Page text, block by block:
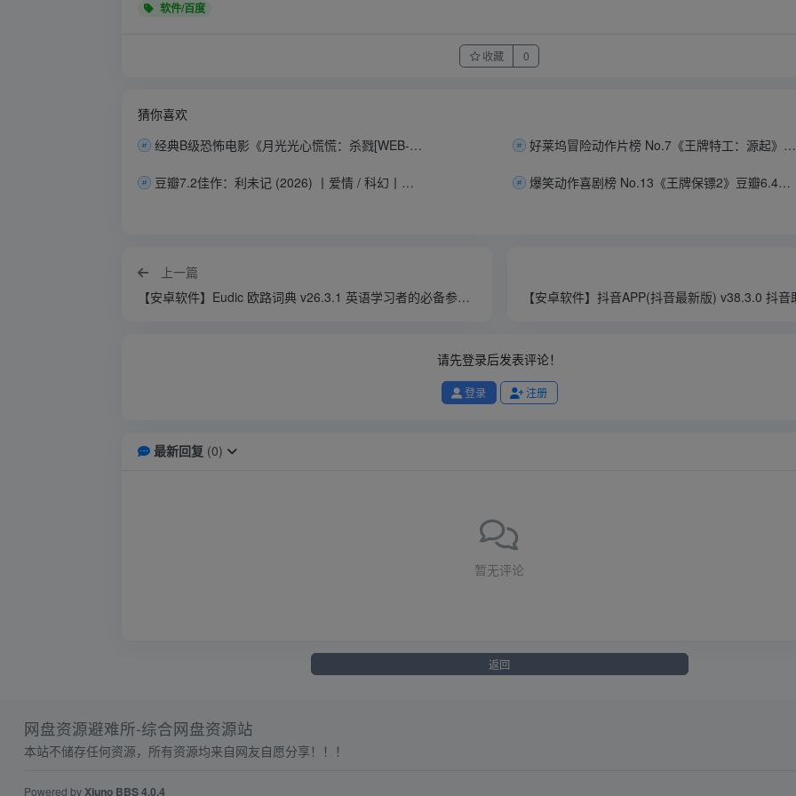
软件/百度
收藏 0
猜你喜欢
经典B级恐怖电影《月光光心慌慌：杀戮[WEB-MKV/60G][中文字幕][4K-2160P][原盘REMUX]
好莱坞冒险动作片榜 No.7《王牌特工：源起》[WEB-MKV/60G][中文字幕][4K-2160P][原盘REMUX]
豆瓣7.2佳作：利未记 (2026) 丨爱情 / 科幻丨澳大利亚电影丨中英字幕丨7.6G 爆笑动作喜剧榜 No.13《王牌保镖2》豆瓣6.4佳作[WEB-MKV/61G][中文字幕][4K-2160P][原盘REMUX]
上一篇
【安卓软件】Eudic 欧路词典 v26.3.1 英语学习者的必备参考软件，去广告解锁版（149.30MB）
请先登录后发表评论！
登录 注册
最新回复 (0)
暂无评论
返回
网盘资源避难所-综合网盘资源站
本站不储存任何资源，所有资源均来自网友自愿分享！！！
Powered byXiuno BBS4.0.4